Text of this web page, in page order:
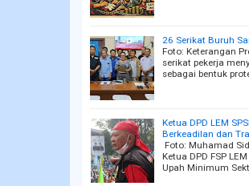
26 Serikat Buruh
Foto: Keterangan
serikat pekerja
sebagai bentuk
Ketua DPD LEM
Berkeadilan dan
Foto: Muhamad
Ketua DPD FSP
Upah Minimum